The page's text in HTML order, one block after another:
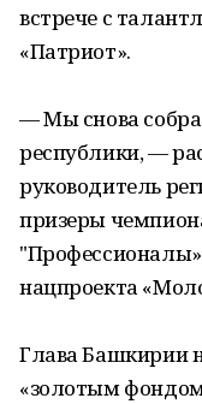
встрече с
«Патриот».
— Мы снова
республики, —
руководитель
призеры
нацпроекта
Глава Башкирии
«золотым